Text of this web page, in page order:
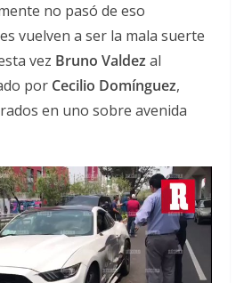
no pasó de eso
vuelven a ser la mala suerte
vez Bruno Valdez al
por Cecilio Domínguez,
en uno sobre avenida